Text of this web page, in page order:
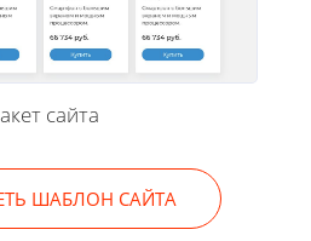
сайта
ШАБЛОН САЙТА